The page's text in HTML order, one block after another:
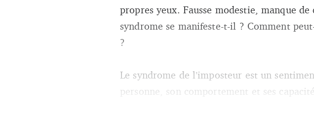
propres yeux. Fausse modestie, manque
syndrome se manifeste-t-il ? Comment
?
Le syndrome de l’imposteur est un
personne, son comportement et ses